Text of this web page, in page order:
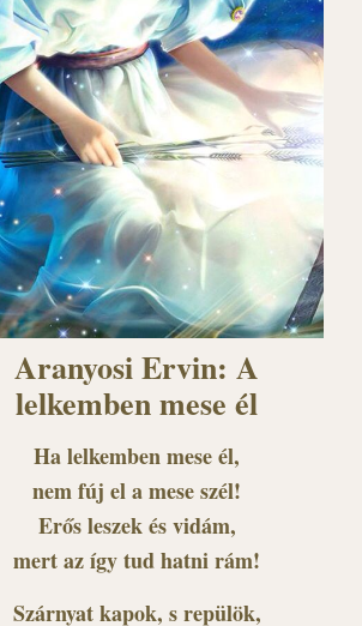
Aranyosi Ervin: A
lelkemben mese él
Ha lelkemben mese él,
nem fúj el a mese szél!
Erős leszek és vidám,
mert az így tud hatni rám!
Szárnyat kapok, s repülök,